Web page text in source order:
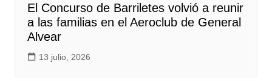
El Concurso de Barriletes volvió a reunir
a las familias en el Aeroclub de General
Alvear
13 julio, 2026